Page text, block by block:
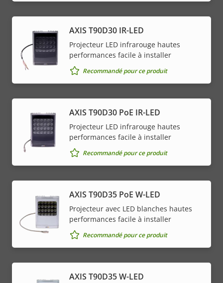
AXIS T90D30 IR-LED
Projecteur LED infrarouge hautes
performances facile à installer
Recommandé pour ce produit
AXIS T90D30 PoE IR-LED
Projecteur LED infrarouge hautes
performances facile à installer
Recommandé pour ce produit
AXIS T90D35 PoE W-LED
Projecteur avec LED blanches hautes
performances facile à installer
Recommandé pour ce produit
AXIS T90D35 W-LED